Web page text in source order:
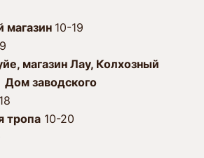
магазин 10-19
магазин Лау, Колхозный
заводского
тропа 10-20